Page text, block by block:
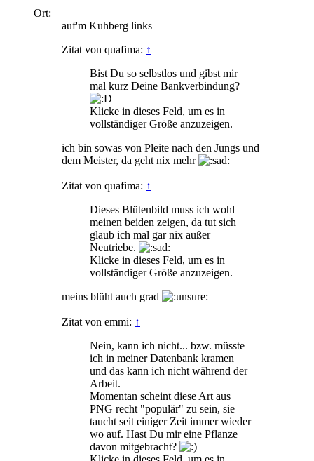
Ort:
auf'm Kuhberg links
Zitat von quafima: ↑
Bist Du so selbstlos und gibst mir
mal kurz Deine Bankverbindung?
Klicke in dieses Feld, um es in
vollständiger Größe anzuzeigen.
ich bin sowas von Pleite nach den Jungs und
dem Meister, da geht nix mehr
Zitat von quafima: ↑
Dieses Blütenbild muss ich wohl
meinen beiden zeigen, da tut sich
glaub ich mal gar nix außer
Neutriebe.
Klicke in dieses Feld, um es in
vollständiger Größe anzuzeigen.
meins blüht auch grad
Zitat von emmi: ↑
Nein, kann ich nicht... bzw. müsste
ich in meiner Datenbank kramen
und das kann ich nicht während der
Arbeit.
Momentan scheint diese Art aus
PNG recht "populär" zu sein, sie
taucht seit einiger Zeit immer wieder
wo auf. Hast Du mir eine Pflanze
davon mitgebracht?